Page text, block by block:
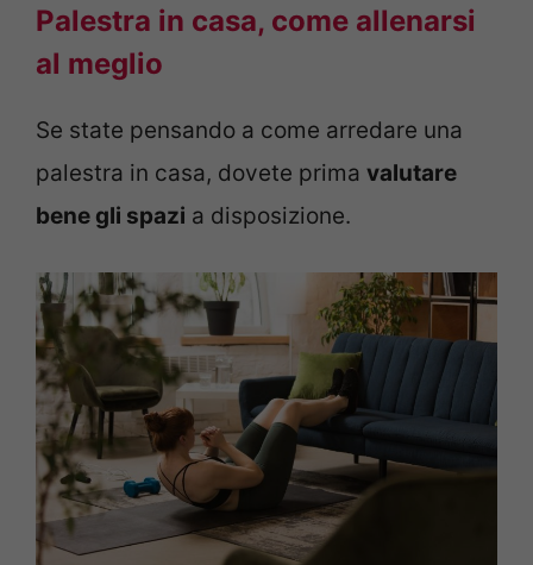
Palestra in casa, come allenarsi
al meglio
Se state pensando a come arredare una
palestra in casa, dovete prima valutare
bene gli spazi a disposizione.